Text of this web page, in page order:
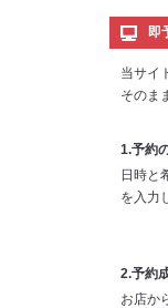
即
当サイ
そのま
1.予約
日時と
を入力
2.予約
お店か